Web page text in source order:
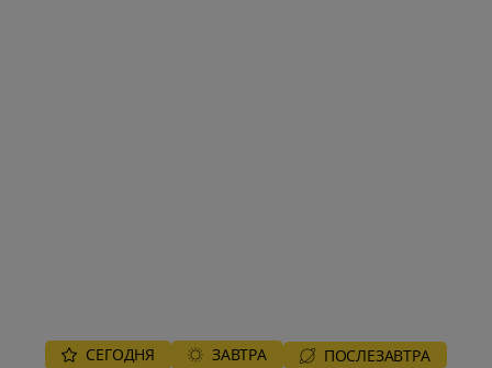
СЕГОДНЯ ЗАВТРА
ПОСЛЕЗАВТРА